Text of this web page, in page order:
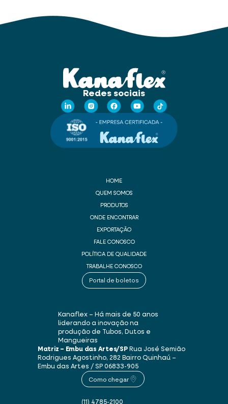
Redes sociais
HOME
QUEM SOMOS
PRODUTOS
ONDE ENCONTRAR
EXPORTAÇÃO
FALE CONOSCO
POLÍTICA DE QUALIDADE
TRABALHE CONOSCO
Portal de boletos
Kanaflex – Há mais de 50 anos
liderando a inovação na
produção de Tubos, Dutos e
Mangueiras
Matriz – Embu das Artes/SPRua José Semião
Rodrigues Agostinho, 282 Bairro Quinhaú –
Embu das Artes / SP06833-905
Como chegar
(11) 4785-2100